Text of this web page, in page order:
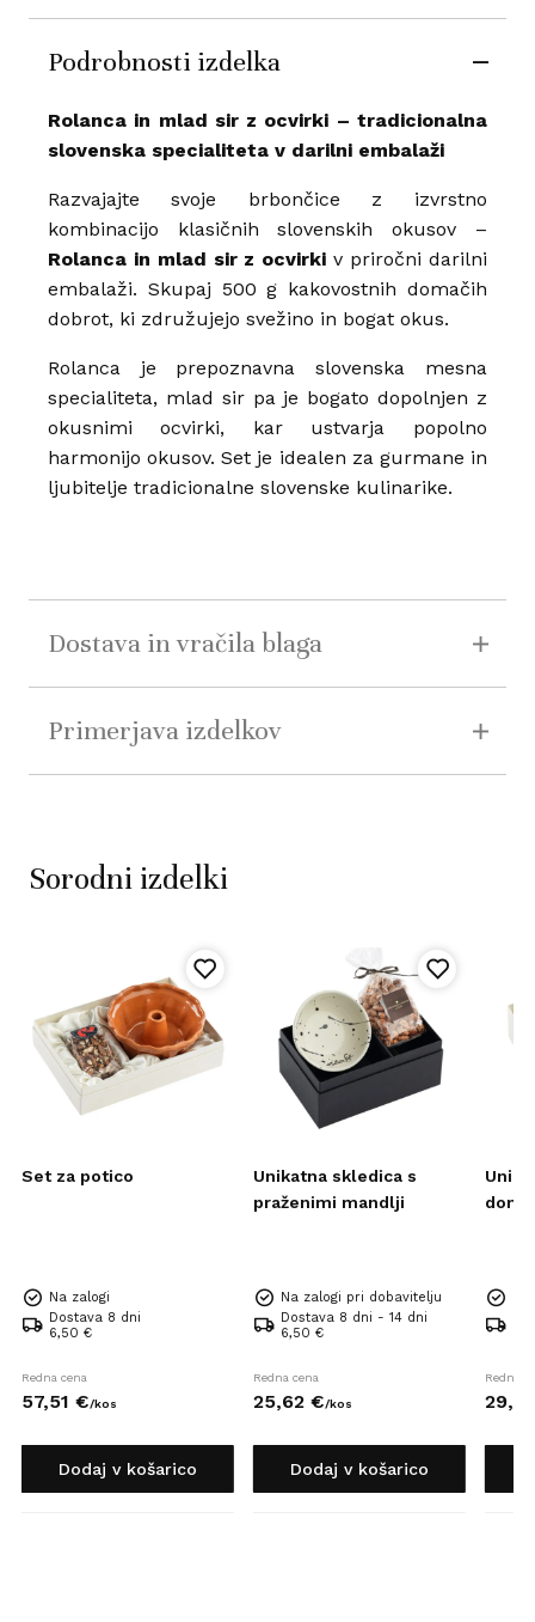
Podrobnosti izdelka
Rolanca in mlad sir z ocvirki – tradicionalna
slovenska specialiteta v darilni embalaži
Razvajajte svoje brbončice z izvrstno
kombinacijo klasičnih slovenskih okusov –
Rolanca in mlad sir z ocvirki v priročni darilni
embalaži. Skupaj 500 g kakovostnih domačih
dobrot, ki združujejo svežino in bogat okus.
Rolanca je prepoznavna slovenska mesna
specialiteta, mlad sir pa je bogato dopolnjen z
okusnimi ocvirki, kar ustvarja popolno
harmonijo okusov. Set je idealen za gurmane in
ljubitelje tradicionalne slovenske kulinarike.
Dostava in vračila blaga
Primerjava izdelkov
Sorodni izdelki
Set za potico
Na zalogi
Dostava 8 dni
6,50 €
Redna cena
57,51 €/kos
Dodaj v košarico
Unikatna skledica s
praženimi mandlji
Na zalogi pri dobavitelju
Dostava 8 dni - 14 dni
6,50 €
Redna cena
25,62 €/kos
Dodaj v košarico
Redna
29,